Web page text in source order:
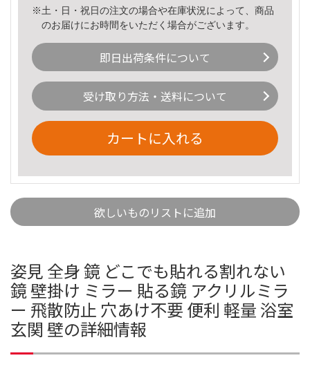
※土・日・祝日の注文の場合や在庫状況によって、商品
のお届けにお時間をいただく場合がございます。
即日出荷条件について
受け取り方法・送料について
カートに入れる
欲しいものリストに追加
姿見 全身 鏡 どこでも貼れる割れない
鏡 壁掛け ミラー 貼る鏡 アクリルミラ
ー 飛散防止 穴あけ不要 便利 軽量 浴室
玄関 壁の詳細情報